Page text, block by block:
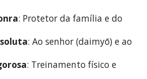
: Protetor da família e do
: Ao senhor (daimyō) e ao
: Treinamento físico e